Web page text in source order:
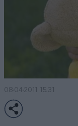
08·04·2011 15:31